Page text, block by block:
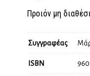
Προιόν μη
Συγγραφέας
ISBN